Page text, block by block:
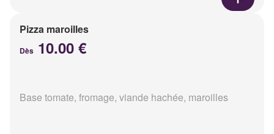
Pizza maroilles
Dès 10.00 €
Base tomate, fromage, viande hachée, maroilles